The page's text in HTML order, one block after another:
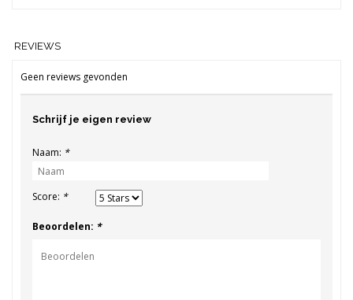
REVIEWS
Geen reviews gevonden
Schrijf je eigen review
Naam: *
Score: *
Beoordelen: *